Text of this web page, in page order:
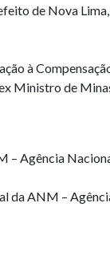
de Nova
à
Ministro de
Agência
da ANM –